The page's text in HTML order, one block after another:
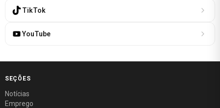
TikTok
YouTube
SEÇÕES
Notícias
Emprego